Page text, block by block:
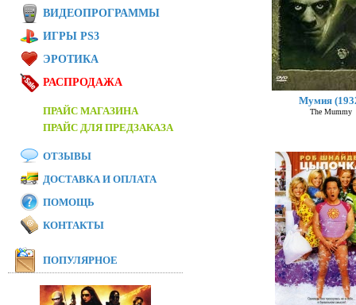
Мумия
The Mummy
ВИДЕОПРОГРАММЫ
ИГРЫ PS3
ЭРОТИКА
РАСПРОДАЖА
ПРАЙС МАГАЗИНА
ПРАЙС ДЛЯ ПРЕДЗАКАЗА
ОТЗЫВЫ
ДОСТАВКА И ОПЛАТА
ПОМОЩЬ
КОНТАКТЫ
ПОПУЛЯРНОЕ